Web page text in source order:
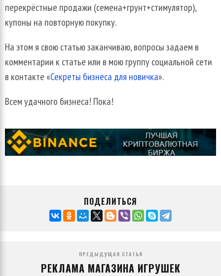
перекрёстные продажи (семена+грунт+стимулятор),
купоны на повторную покупку.
На этом я свою статью заканчиваю, вопросы задаем в
комментарии к статье или в мою группу социальной сети
в контакте «Секреты бизнеса для новичка».
Всем удачного бизнеса! Пока!
ПОДЕЛИТЬСЯ
ПРЕДЫДУЩАЯ СТАТЬЯ
РЕКЛАМА МАГАЗИНА ИГРУШЕК